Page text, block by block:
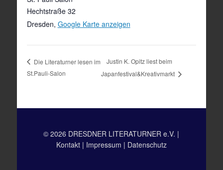
Hechtstraße 32
Dresden, Google Karte anzeigen
Die Literaturner lesen im
St.Pauli-Salon
Justin K. Opitz liest beim
Japanfestival&Kreativmarkt
© 2026 DRESDNER LITERATURNER e.V. |
Kontakt| Impressum | Datenschutz